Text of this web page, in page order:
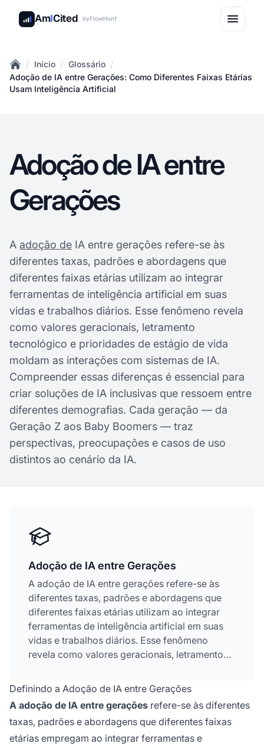
AmICited byFlowHunt
Home
/ Início / Glossário /
Adoção de IA entre Gerações: Como Diferentes Faixas Etárias
Usam Inteligência Artificial
Adoção de IA entre
Gerações
A adoção de IA entre gerações refere-se às
diferentes taxas, padrões e abordagens que
diferentes faixas etárias utilizam ao integrar
ferramentas de inteligência artificial em suas
vidas e trabalhos diários. Esse fenômeno revela
como valores geracionais, letramento
tecnológico e prioridades de estágio de vida
moldam as interações com sistemas de IA.
Compreender essas diferenças é essencial para
criar soluções de IA inclusivas que ressoem entre
diferentes demografias. Cada geração — da
Geração Z aos Baby Boomers — traz
perspectivas, preocupações e casos de uso
distintos ao cenário da IA.
Adoção de IA entre Gerações
A adoção de IA entre gerações refere-se às
diferentes taxas, padrões e abordagens que
diferentes faixas etárias utilizam ao integrar
ferramentas de inteligência artificial em suas
vidas e trabalhos diários. Esse fenômeno
revela como valores geracionais, letramento
moldam as interações com sistemas de IA.
Compreender essas diferenças é essencial
para criar soluções de IA inclusivas que
ressoem entre diferentes demografias. Cada
geração — da Geração Z aos Baby Boomers —
Definindo a Adoção de IA entre Gerações
A adoção de IA entre gerações refere-se às diferentes
taxas, padrões e abordagens que diferentes faixas
etárias empregam ao integrar ferramentas e